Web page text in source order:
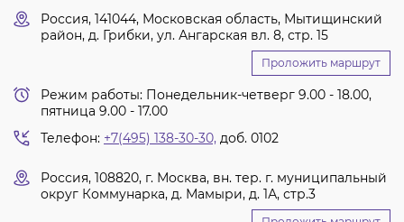
Россия, 141044, Московская область, Мытищинский
район, д. Грибки, ул. Ангарская вл. 8, стр. 15
Проложить маршрут
Режим работы: Понедельник-четверг 9.00 - 18.00,
пятница 9.00 - 17.00
Телефон: +7(495) 138-30-30, доб. 0102
Россия, 108820, г. Москва, вн. тер. г. муниципальный
округ Коммунарка, д. Мамыри, д. 1А, стр.3